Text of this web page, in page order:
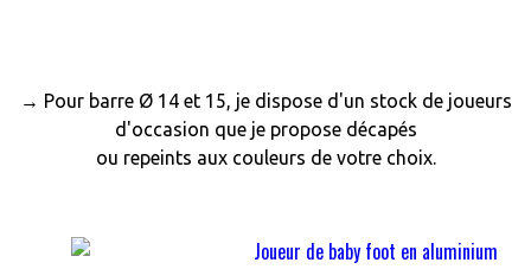
→ Pour barre Ø 14 et 15, je dispose d'un stock de joueurs
d'occasion que je propose décapés
ou repeints aux couleurs de votre choix.